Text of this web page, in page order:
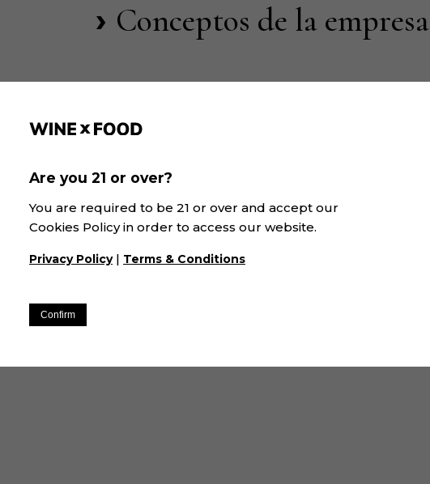
Conceptos de la empresa
ECOLOGÍA
Are you 21 or over?
You are required to be 21 or over and accept our
Cookies Policy in order to access our website.
Privacy Policy| Terms & Conditions
Confirm